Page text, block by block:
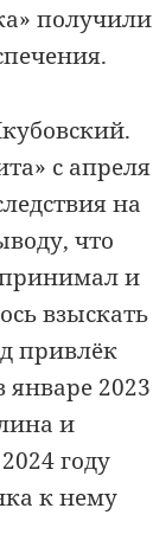
получили
с апреля
на
что
и
взыскать
привлёк
2023
и
году
к нему